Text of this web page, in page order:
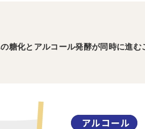
糖化とアルコール発酵が同時に進む